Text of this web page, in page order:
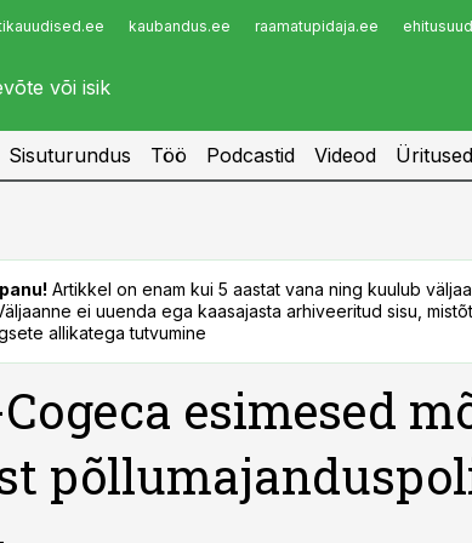
kaubandus.ee raamatupidaja.ee
Infopank
Sisuturundus Töö Podcastid Videod Üritused
Artikkel on enam kui 5 aastat vana ning kuulub
ei uuenda ega kaasajasta arhiveeritud sisu,
allikatega tutvumine
esimesed